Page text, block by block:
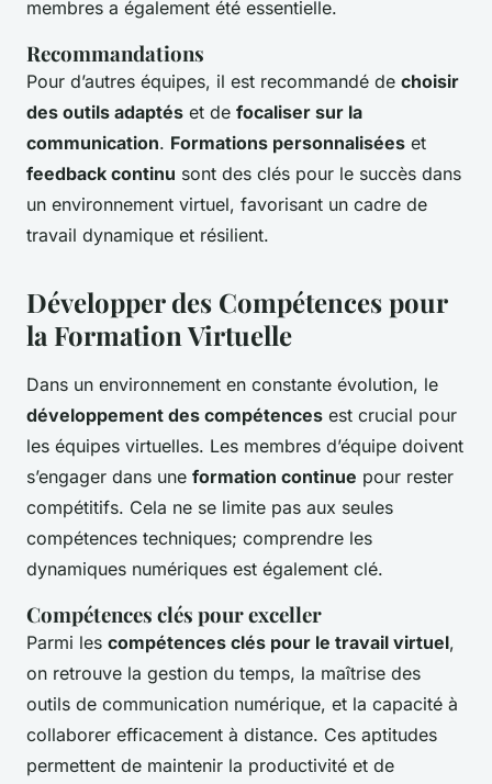
membres a également été essentielle.
Recommandations
Pour d’autres équipes, il est recommandé de choisir
des outils adaptés et de focaliser sur la
communication. Formations personnalisées et
feedback continu sont des clés pour le succès dans
un environnement virtuel, favorisant un cadre de
travail dynamique et résilient.
Développer des Compétences pour
la Formation Virtuelle
Dans un environnement en constante évolution, le
développement des compétences est crucial pour
les équipes virtuelles. Les membres d’équipe doivent
s’engager dans une formation continue pour rester
compétitifs. Cela ne se limite pas aux seules
compétences techniques; comprendre les
dynamiques numériques est également clé.
Compétences clés pour exceller
Parmi les compétences clés pour le travail virtuel,
on retrouve la gestion du temps, la maîtrise des
outils de communication numérique, et la capacité à
collaborer efficacement à distance. Ces aptitudes
permettent de maintenir la productivité et de